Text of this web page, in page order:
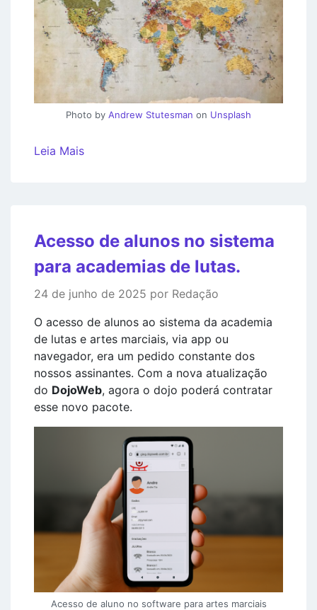
Photo by Andrew Stutesman on Unsplash
Leia Mais
Acesso de alunos no sistema
para academias de lutas.
24 de junho de 2025 por Redação
O acesso de alunos ao sistema da academia
de lutas e artes marciais, via app ou
navegador, era um pedido constante dos
nossos assinantes. Com a nova atualização
do DojoWeb, agora o dojo poderá contratar
esse novo pacote.
Acesso de aluno no software para artes marciais